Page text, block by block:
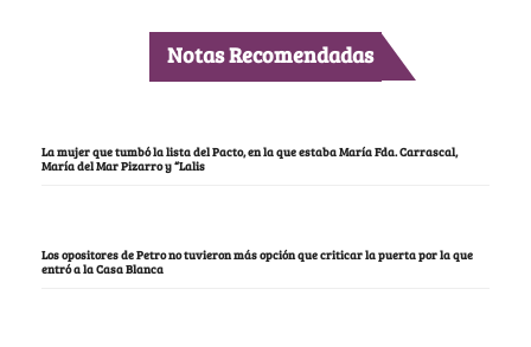
Notas Recomendadas
La mujer que tumbó la lista del Pacto, en la que estaba María Fda. Carrascal,
María del Mar Pizarro y “Lalis
Los opositores de Petro no tuvieron más opción que criticar la puerta por la que
entró a la Casa Blanca